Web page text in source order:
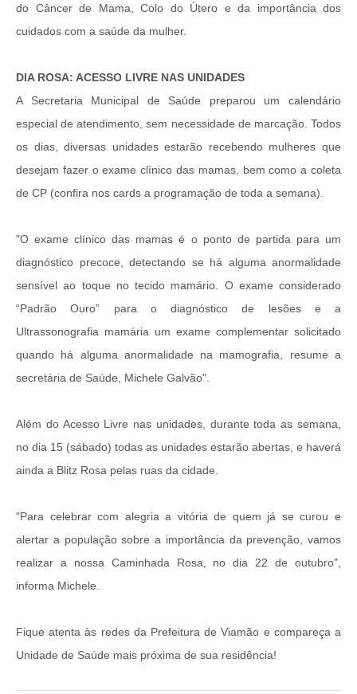
do Câncer de Mama, Colo do Útero e da importância dos
cuidados com a saúde da mulher.
DIA ROSA: ACESSO LIVRE NAS UNIDADES
A Secretaria Municipal de Saúde preparou um calendário
especial de atendimento, sem necessidade de marcação. Todos
os dias, diversas unidades estarão recebendo mulheres que
desejam fazer o exame clínico das mamas, bem como a coleta
de CP (confira nos cards a programação de toda a semana).
"O exame clínico das mamas é o ponto de partida para um
diagnóstico precoce, detectando se há alguma anormalidade
sensível ao toque no tecido mamário. O exame considerado
“Padrão Ouro” para o diagnóstico de lesões e a
Ultrassonografia mamária um exame complementar solicitado
quando há alguma anormalidade na mamografia, resume a
secretária de Saúde, Michele Galvão".
Além do Acesso Livre nas unidades, durante toda as semana,
no dia 15 (sábado) todas as unidades estarão abertas, e haverá
ainda a Blitz Rosa pelas ruas da cidade.
"Para celebrar com alegria a vitória de quem já se curou e
alertar a população sobre a importância da prevenção, vamos
realizar a nossa Caminhada Rosa, no dia 22 de outubro",
informa Michele.
Fique atenta às redes da Prefeitura de Viamão e compareça a
Unidade de Saúde mais próxima de sua residência!